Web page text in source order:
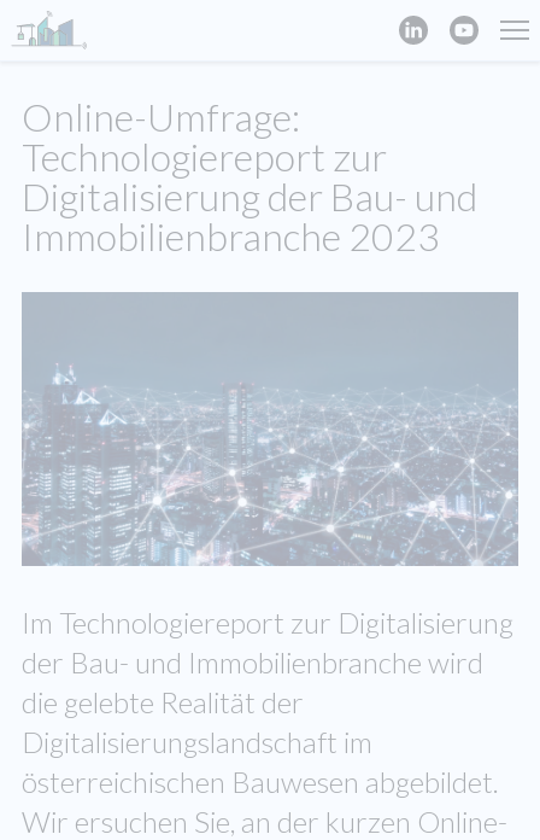
Online-Umfrage:
Technologiereport zur
Digitalisierung der Bau- und
Immobilienbranche 2023
Im Technologiereport zur Digitalisierung
der Bau- und Immobilienbranche wird
die gelebte Realität der
Digitalisierungslandschaft im
österreichischen Bauwesen abgebildet.
Wir ersuchen Sie, an der kurzen Online-